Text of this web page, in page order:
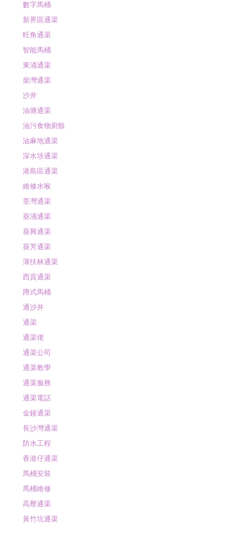
數字馬桶
新界區通渠
旺角通渠
智能馬桶
東涌通渠
柴灣通渠
沙井
油塘通渠
油污食物廚餘
油麻地通渠
深水埗通渠
港島區通渠
維修水喉
荃灣通渠
葵涌通渠
葵興通渠
葵芳通渠
薄扶林通渠
西貢通渠
蹲式馬桶
通沙井
通渠
通渠佬
通渠公司
通渠教學
通渠服務
通渠電話
金鐘通渠
長沙灣通渠
防水工程
香港仔通渠
馬桶安裝
馬桶維修
高壓通渠
黃竹坑通渠